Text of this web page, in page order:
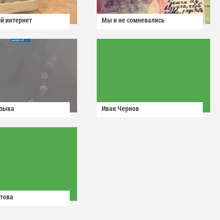
интернет Мы и не сомневались
Иван Чернов